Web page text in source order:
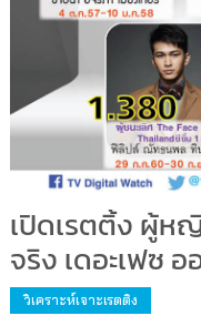
เปิดเรตติ้ง ผู้ห
จริง เดอะเฟซ
วิเคราะห์เจาะเรตติง